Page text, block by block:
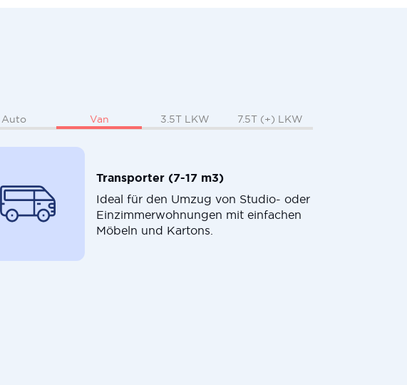
Auto Van 3.5T LKW 7.5T (+) LKW
Transporter (7-17 m3)
Ideal für den Umzug von Studio- oder
Einzimmerwohnungen mit einfachen
Möbeln und Kartons.